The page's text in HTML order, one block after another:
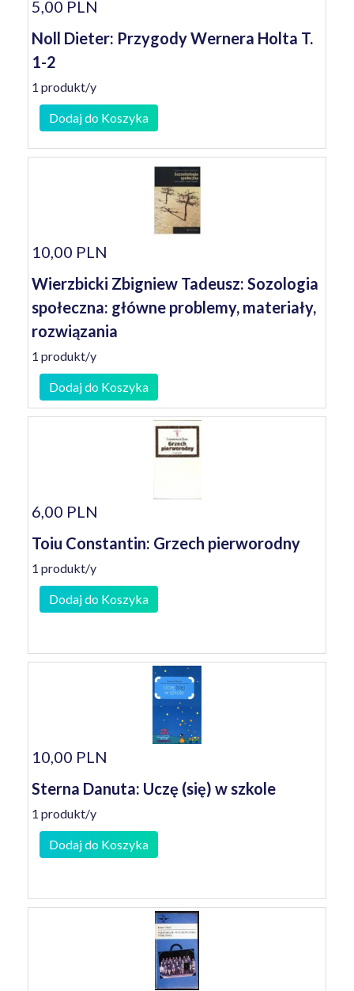
5,00 PLN
Noll Dieter: Przygody Wernera Holta T.
1-2
1 produkt/y
Dodaj do Koszyka
10,00 PLN
Wierzbicki Zbigniew Tadeusz: Sozologia
społeczna: główne problemy, materiały,
rozwiązania
1 produkt/y
Dodaj do Koszyka
6,00 PLN
Toiu Constantin: Grzech pierworodny
1 produkt/y
Dodaj do Koszyka
10,00 PLN
Sterna Danuta: Uczę (się) w szkole
1 produkt/y
Dodaj do Koszyka